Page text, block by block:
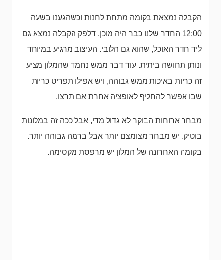
הקבלה נמצאת בקומה מתחת לחנות וכשהגענו בשעה
12:00 החדר שלנו כבר היה מוכן. דלפק הקבלה נמצא גם
ליד חדר האוכל, שהוא גם הלובי. העיצוב מרגיע במיוחד
ונותן תחושה ביתית. עוד דבר ממש נחמד שהמלון מציע
זה כריות באיכות ממש גבוהה, ויש אפילו תפריט כריות
שבו אפשר להחליף לאופציה אחרת אם תרצו.
מבחר ארוחות הבוקר לא גדול מדי, אבל ככה זה במלונות
בוטיק. יש מבחר מצומצם יותר אבל ברמה גבוהה יותר.
בקומה האחרונה של המלון יש מרפסת מקסימה.